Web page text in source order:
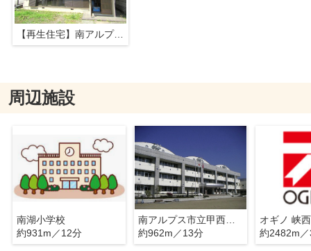
【再生住宅】南アルプス市田島
周辺施設
南湖小学校
約931m／12分
南アルプス市立甲西中学校
約962m／13分
オギノ 峡
約2482m